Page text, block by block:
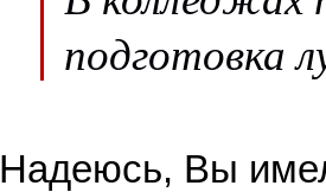
подготовка
Надеюсь, Вы